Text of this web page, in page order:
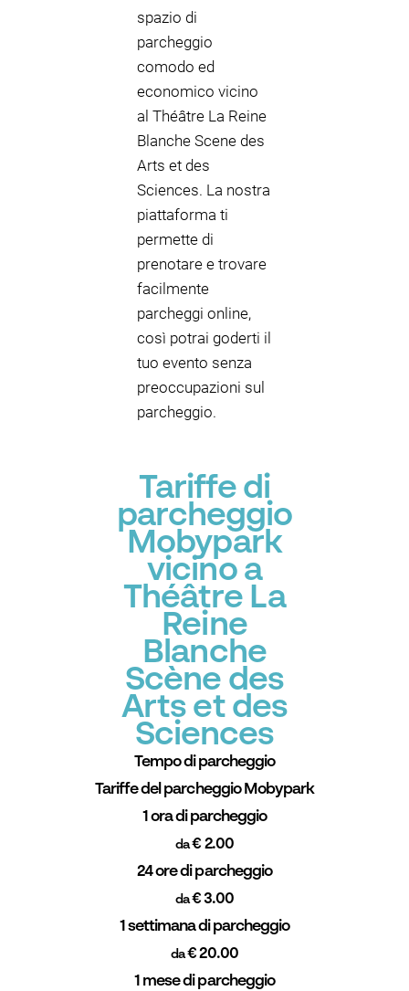
spazio di
parcheggio
comodo ed
economico vicino
al Théâtre La Reine
Blanche Scene des
Arts et des
Sciences. La nostra
piattaforma ti
permette di
prenotare e trovare
facilmente
parcheggi online,
così potrai goderti il
tuo evento senza
preoccupazioni sul
parcheggio.
Tariffe di
parcheggio
Mobypark
vicino a
Théâtre La
Reine
Blanche
Scène des
Arts et des
Sciences
Tempo di parcheggio
Tariffe del parcheggio Mobypark
1 ora di parcheggio
da€ 2.00
24 ore di parcheggio
da€ 3.00
1 settimana di parcheggio
da€ 20.00
1 mese di parcheggio